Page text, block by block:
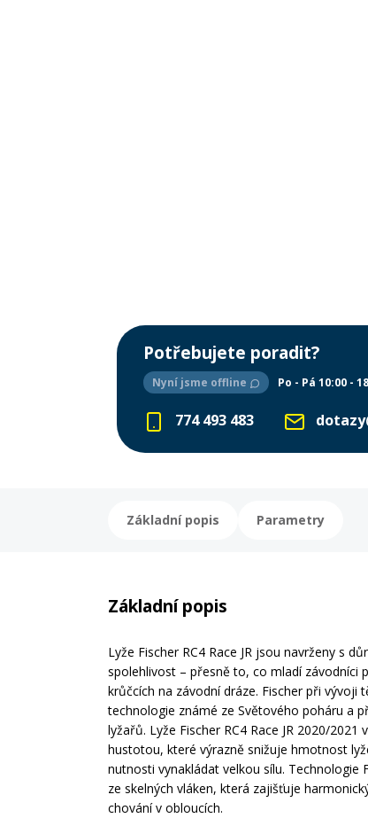
Potřebujete poradit?
Nyní jsme offline Po - Pá 10:00 -
774 493 483
Základní popis Parametry
Základní popis
Lyže Fischer RC4 Race JR jsou navrženy s
spolehlivost – přesně to, co mladí závodníci
krůčcích na závodní dráze. Fischer při vývoji
technologie známé ze Světového poháru a
lyžařů. Lyže Fischer RC4 Race JR 2020/
hustotou, které výrazně snižuje hmotnost
nutnosti vynakládat velkou sílu. Technologie
ze skelných vláken, která zajišťuje
chování v obloucích.